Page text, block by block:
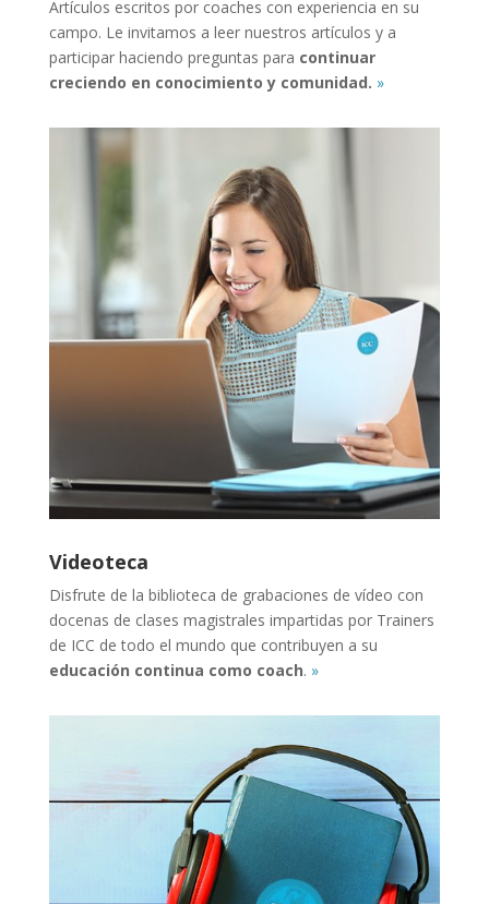
Artículos escritos por coaches con experiencia en su
campo. Le invitamos a leer nuestros artículos y a
participar haciendo preguntas para continuar
creciendo en conocimiento y comunidad. »
Videoteca
Disfrute de la biblioteca de grabaciones de vídeo con
docenas de clases magistrales impartidas por Trainers
de ICC de todo el mundo que contribuyen a su
educación continua como coach. »